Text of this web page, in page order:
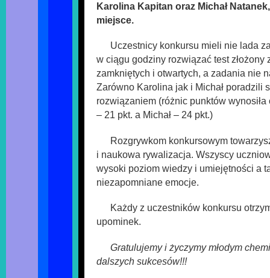
Karolina Kapitan oraz Michał
miejsce.
Uczestnicy konkursu mieli nie lada
w ciągu godziny rozwiązać test złożony
zamkniętych i otwartych, a zadania nie
Zarówno Karolina jak i Michał poradzili
rozwiązaniem (różnic punktów
– 21 pkt. a Michał – 24 pkt.)
Rozgrywkom konkursowym
i naukowa rywalizacja. Wszyscy
wysoki poziom wiedzy i umiejętności a
niezapomniane emocje.
Każdy z uczestników konkursu
upominek.
Gratulujemy i życzymy młodym
dalszych sukcesów!!!